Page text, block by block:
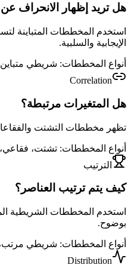
هل تريد إظهار الانحراف عن
استخدم المخططات المتباينة
الإيجابية والسلبية.
أنواع المخططات: شريطي
Correlation
هل المتغيرات مرتبطة؟
تظهر مخططات التشتت
أنواع المخططات: تشتت،
الترتيب
كيف يتم ترتيب العناصر؟
استخدم المخططات الشريطية
بوضوح.
أنواع المخططات: شريطي
Distribution